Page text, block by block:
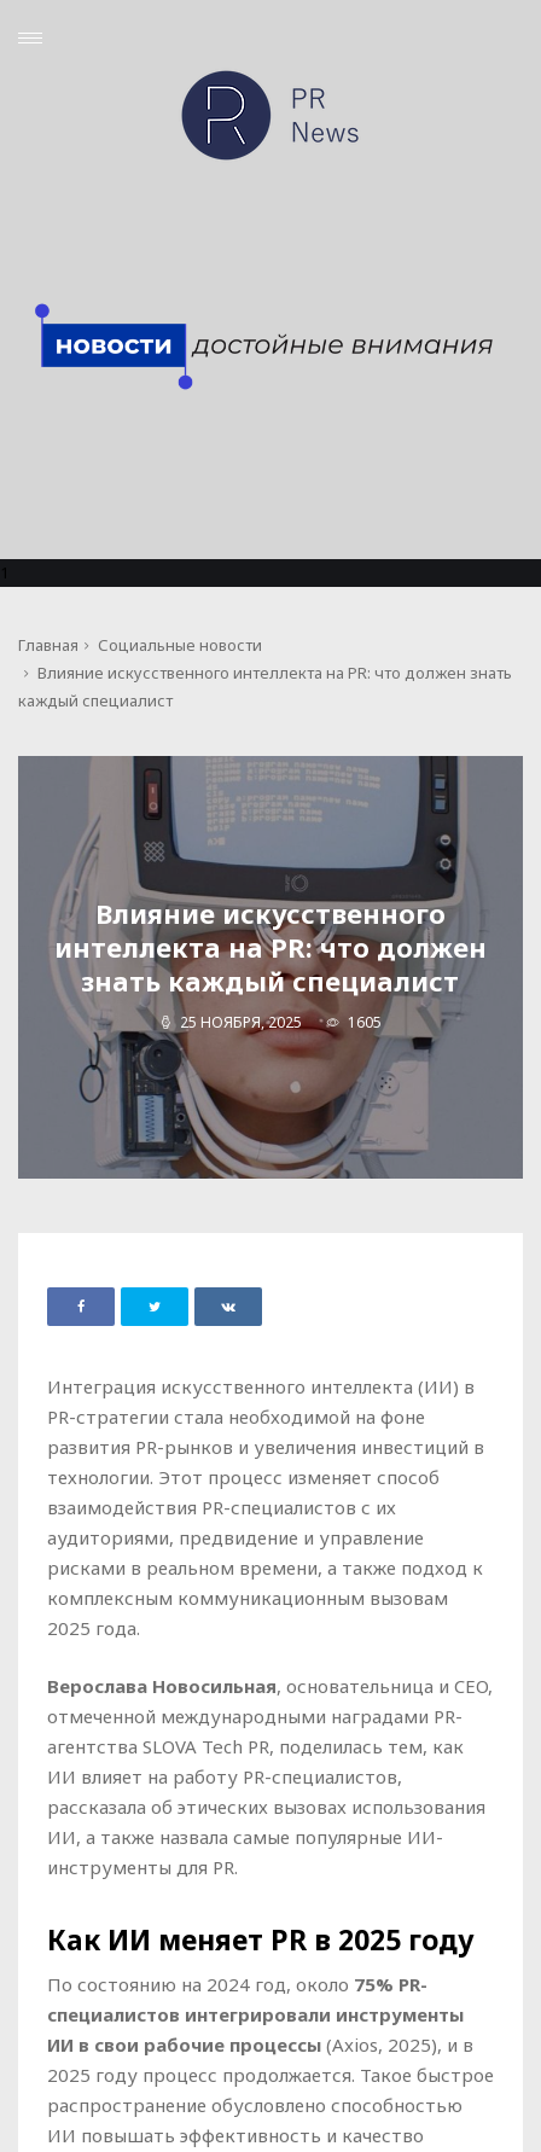
1
Главная
Социальные новости
Влияние искусственного интеллекта на PR: что должен знать
каждый специалист
Влияние искусственного
интеллекта на PR: что должен
знать каждый специалист
25 НОЯБРЯ, 2025 1605
Интеграция искусственного интеллекта (ИИ) в
PR-стратегии стала необходимой на фоне
развития PR-рынков и увеличения инвестиций в
технологии. Этот процесс изменяет способ
взаимодействия PR-специалистов с их
аудиториями, предвидение и управление
рисками в реальном времени, а также подход к
комплексным коммуникационным вызовам
2025 года.
Верослава Новосильная, основательница и CEO,
отмеченной международными наградами PR-
агентства SLOVA Tech PR, поделилась тем, как
ИИ влияет на работу PR-специалистов,
рассказала об этических вызовах использования
ИИ, а также назвала самые популярные ИИ-
инструменты для PR.
Как ИИ меняет PR в 2025 году
По состоянию на 2024 год, около 75% PR-
специалистов интегрировали инструменты
ИИ в свои рабочие процессы (Axios, 2025), и в
2025 году процесс продолжается. Такое быстрое
распространение обусловлено способностью
ИИ повышать эффективность и качество